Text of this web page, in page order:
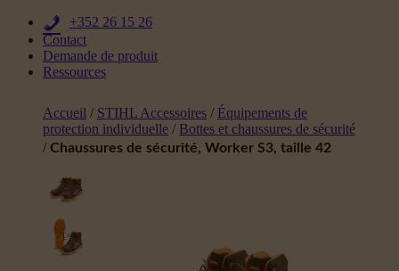
+352 26 15 26
Contact
Demande de produit
Ressources
Accueil / STIHL Accessoires / Équipements de
protection individuelle / Bottes et chaussures de sécurité
/ Chaussures de sécurité, Worker S3, taille 42